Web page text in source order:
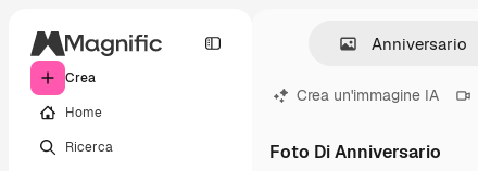
Crea
Home
Ricerca
Crea un'immagine IA
Foto Di Anniversario